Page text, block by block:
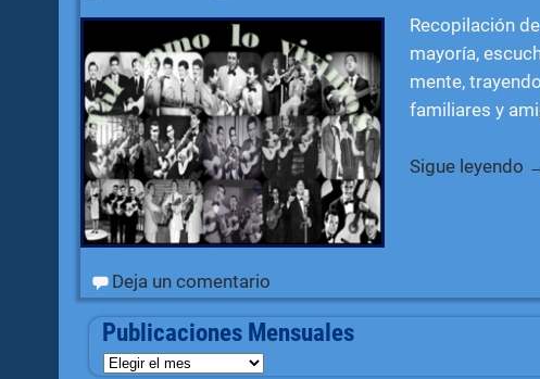
Recopilación
mayoría,
mente,
familiares y
Sigue leyendo
Deja un comentario
Publicaciones Mensuales